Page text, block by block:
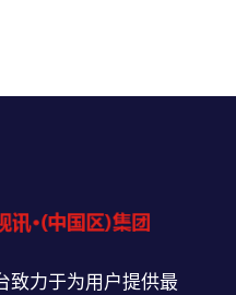
致力于为用户提供最